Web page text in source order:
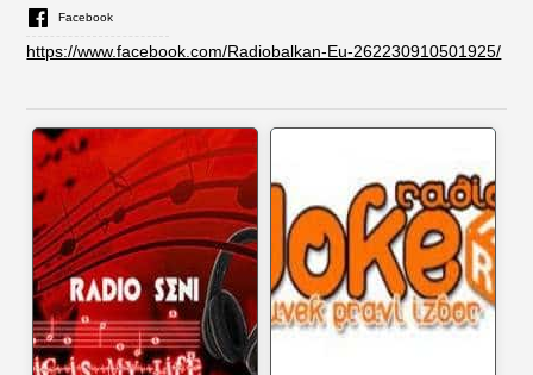
Facebook
https://www.facebook.com/Radiobalkan-Eu-262230910501925/